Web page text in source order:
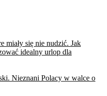
miały się nie nudzić. Jak
idealny urlop dla
Nieznani Polacy w walce o